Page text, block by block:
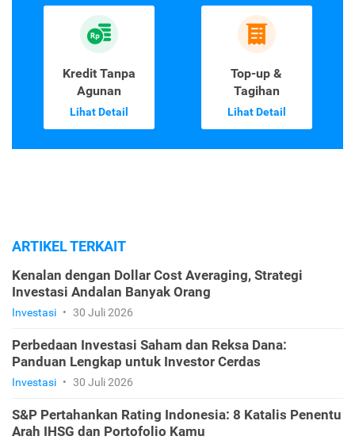
Kredit Tanpa
Agunan
Lihat Detail
Top-up &
Tagihan
Lihat Detail
ARTIKEL TERKAIT
Kenalan dengan Dollar Cost Averaging, Strategi
Investasi Andalan Banyak Orang
Investasi • 30 Juli 2026
Perbedaan Investasi Saham dan Reksa Dana:
Panduan Lengkap untuk Investor Cerdas
Investasi • 30 Juli 2026
S&P Pertahankan Rating Indonesia: 8 Katalis Penentu
Arah IHSG dan Portofolio Kamu